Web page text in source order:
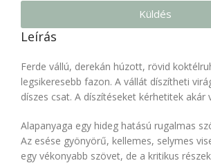
Küldés
Leírás
Ferde vállú, derekán húzott, rövid
legsikeresebb fazon. A vállát díszítheti
díszes csat. A díszítéseket kérhetitek akár
Alapanyaga egy hideg hatású rugalmas
Az esése gyönyörű, kellemes, selymes
egy vékonyabb szövet, de a kritikus